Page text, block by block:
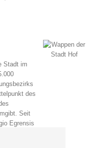
Stadt im
des
Seit
Egrensis